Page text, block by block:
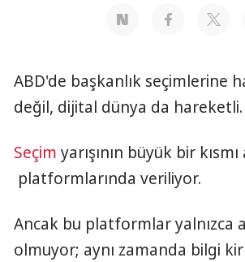
ABD'de başkanlık seçimlerine
değil, dijital dünya da hareketli.
Seçim yarışının büyük bir
platformlarında veriliyor.
Ancak bu platformlar yalnızca
olmuyor; aynı zamanda bilgi